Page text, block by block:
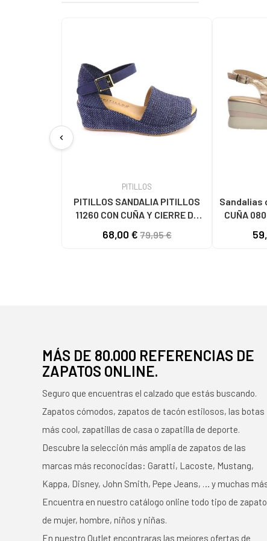
chevron_left
PITILLOS
PITILLOS SANDALIA PITILLOS
11260 CON CUÑA Y CIERRE DE
68,00 €79,95 €
Sandalias
CUÑA
MÁS DE 80.000 REFERENCIAS DE
ZAPATOS ONLINE.
Seguro que encuentras el calzado que estás buscando.
Zapatos cómodos, zapatos de tacón estilosos, las botas
más cool, zapatillas de casa o zapatilla de deporte.
Descubre la selección más amplia de zapatos de las
marcas más reconocidas: Garatti, Lacoste, Mustang,
Kappa, Disney, John Smith, Pepe Jeans, … y muchas
Encuentra en nuestro catálogo online todo tipo de
de mujer, hombre, niños y niñas.
En nuestro Outlet encontraras las mejores ofertas de